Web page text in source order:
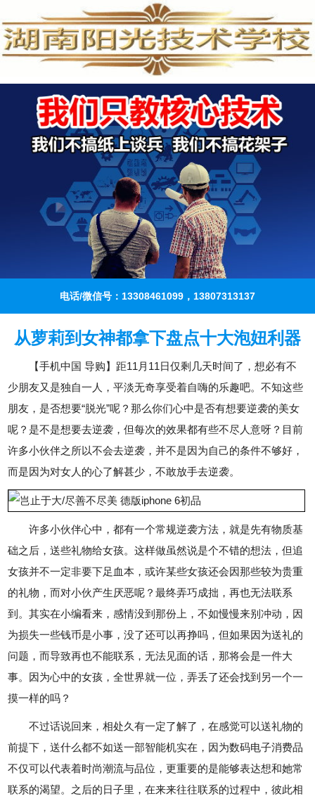
电话/微信号：13308461099，13807313137
从萝莉到女神都拿下盘点十大泡妞利器
【手机中国 导购】距11月11日仅剩几天时间了，想必有不
少朋友又是独自一人，平淡无奇享受着自嗨的乐趣吧。不知这些
朋友，是否想要“脱光”呢？那么你们心中是否有想要逆袭的美女
呢？是不是想要去逆袭，但每次的效果都有些不尽人意呀？目前
许多小伙伴之所以不会去逆袭，并不是因为自己的条件不够好，
而是因为对女人的心了解甚少，不敢放手去逆袭。
许多小伙伴心中，都有一个常规逆袭方法，就是先有物质基
础之后，送些礼物给女孩。这样做虽然说是个不错的想法，但追
女孩并不一定非要下足血本，或许某些女孩还会因那些较为贵重
的礼物，而对小伙产生厌恶呢？最终弄巧成拙，再也无法联系
到。其实在小编看来，感情没到那份上，不如慢慢来别冲动，因
为损失一些钱币是小事，没了还可以再挣吗，但如果因为送礼的
问题，而导致再也不能联系，无法见面的话，那将会是一件大
事。因为心中的女孩，全世界就一位，弄丢了还会找到另一个一
摸一样的吗？
不过话说回来，相处久有一定了解了，在感觉可以送礼物的
前提下，送什么都不如送一部智能机实在，因为数码电子消费品
不仅可以代表着时尚潮流与品位，更重要的是能够表达想和她常
联系的渴望。之后的日子里，在来来往往联系的过程中，彼此相